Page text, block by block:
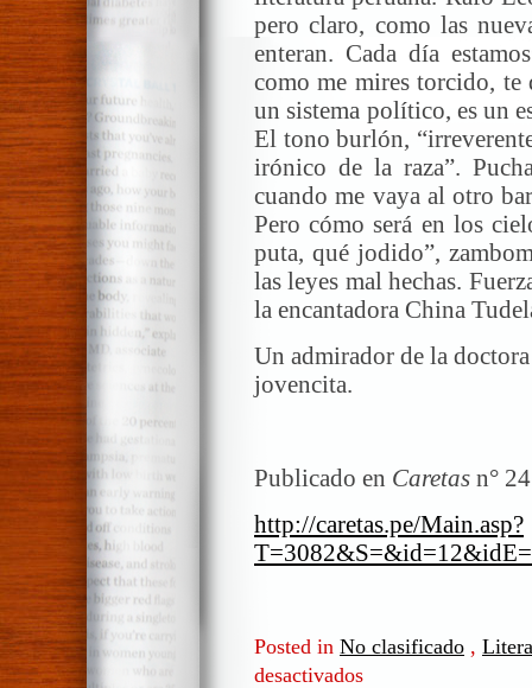
pero claro, como las
enteran. Cada día
como me mires torcido, te
un sistema político, es un
El tono burlón,
irónico de la raza”.
cuando me vaya al otro
Pero cómo será en los
puta, qué jodido”,
las leyes mal hechas.
la encantadora China
Un admirador de la
jovencita.
Publicado en Caretas n°
http://caretas.pe/Main.asp?
Posted in No clasificado ,
desactivados